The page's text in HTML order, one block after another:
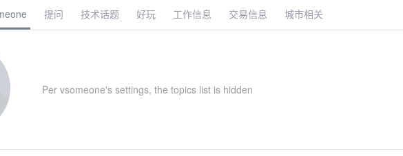
提问 技术话题 好玩 工作信息 交易信息 城市相关
Per vsomeone's settings, the topics list is hidden